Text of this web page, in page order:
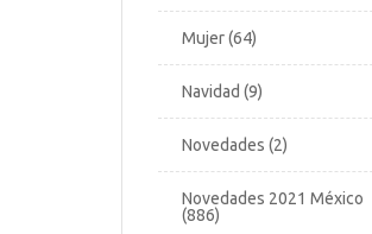
Mujer 64
Navidad 9
Novedades 2
Novedades 2021 México
886